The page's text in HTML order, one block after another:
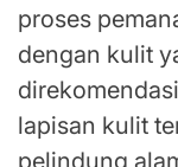
proses
dengan kulit
lapisan kulit
pelindung